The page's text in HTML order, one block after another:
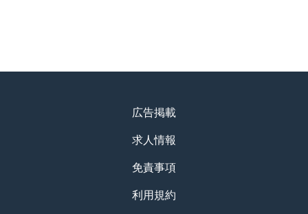
広告掲載
求人情報
免責事項
利用規約